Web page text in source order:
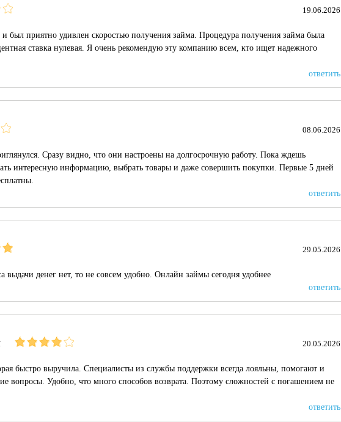
19.06.2026
был приятно удивлен скоростью получения займа. Процедура получения займа была
ставка нулевая. Я очень рекомендую эту компанию всем, кто ищет надежного
ответить
08.06.2026
Сразу видно, что они настроены на долгосрочную работу. Пока ждешь
интересную информацию, выбрать товары и даже совершить покупки. Первые 5 дней
ответить
29.05.2026
выдачи денег нет, то не совсем удобно. Онлайн займы сегодня удобнее
ответить
20.05.2026
быстро выручила. Специалисты из службы поддержки всегда лояльны, помогают и
вопросы. Удобно, что много способов возврата. Поэтому сложностей с погашением не
ответить